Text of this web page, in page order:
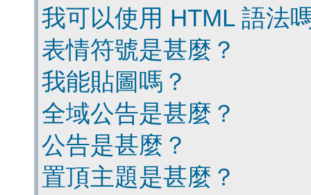
我可以使用 HTML 語法
表情符號是甚麼？
我能貼圖嗎？
全域公告是甚麼？
公告是甚麼？
置頂主題是甚麼？